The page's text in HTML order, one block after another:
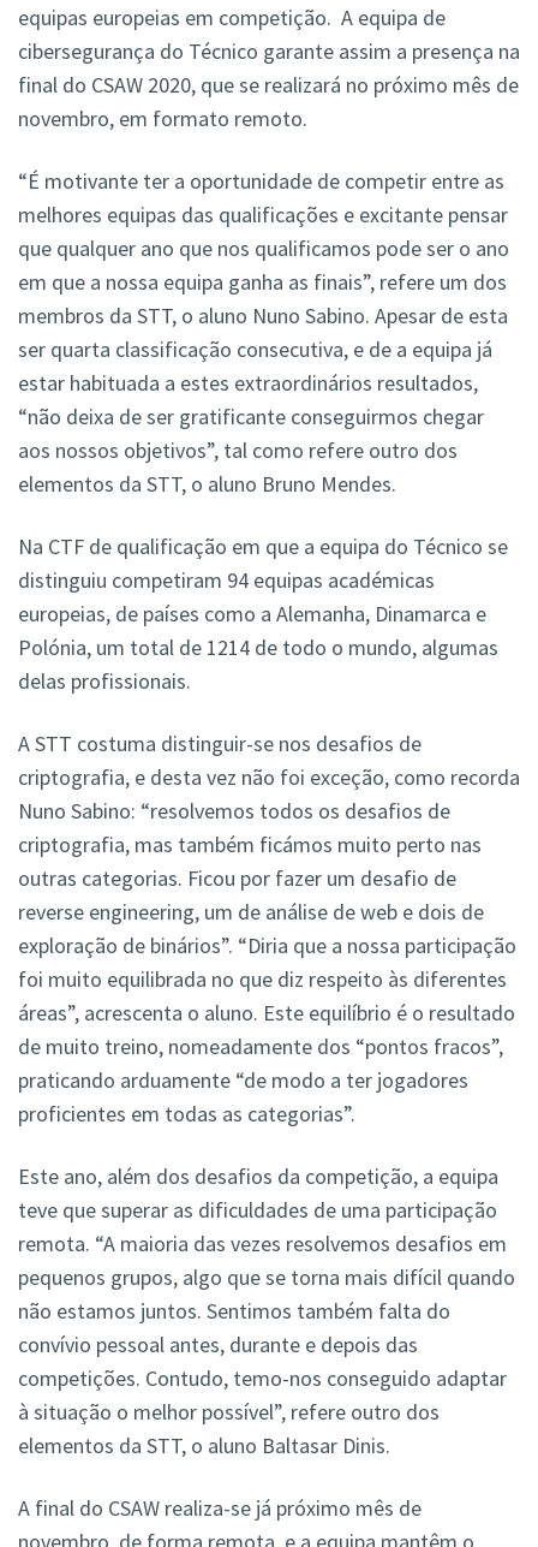
equipas europeias em competição. A equipa de
cibersegurança do Técnico garante assim a presença na
final do CSAW 2020, que se realizará no próximo mês de
novembro, em formato remoto.
“É motivante ter a oportunidade de competir entre as
melhores equipas das qualificações e excitante pensar
que qualquer ano que nos qualificamos pode ser o ano
em que a nossa equipa ganha as finais”, refere um dos
membros da STT, o aluno Nuno Sabino. Apesar de esta
ser quarta classificação consecutiva, e de a equipa já
estar habituada a estes extraordinários resultados,
“não deixa de ser gratificante conseguirmos chegar
aos nossos objetivos”, tal como refere outro dos
elementos da STT, o aluno Bruno Mendes.
Na CTF de qualificação em que a equipa do Técnico se
distinguiu competiram 94 equipas académicas
europeias, de países como a Alemanha, Dinamarca e
Polónia, um total de 1214 de todo o mundo, algumas
delas profissionais.
A STT costuma distinguir-se nos desafios de
criptografia, e desta vez não foi exceção, como recorda
Nuno Sabino: “resolvemos todos os desafios de
criptografia, mas também ficámos muito perto nas
outras categorias. Ficou por fazer um desafio de
reverse engineering, um de análise de web e dois de
exploração de binários”. “Diria que a nossa participação
foi muito equilibrada no que diz respeito às diferentes
áreas”, acrescenta o aluno. Este equilíbrio é o resultado
de muito treino, nomeadamente dos “pontos fracos”,
praticando arduamente “de modo a ter jogadores
proficientes em todas as categorias”.
Este ano, além dos desafios da competição, a equipa
teve que superar as dificuldades de uma participação
remota. “A maioria das vezes resolvemos desafios em
pequenos grupos, algo que se torna mais difícil quando
não estamos juntos. Sentimos também falta do
convívio pessoal antes, durante e depois das
competições. Contudo, temo-nos conseguido adaptar
à situação o melhor possível”, refere outro dos
elementos da STT, o aluno Baltasar Dinis.
A final do CSAW realiza-se já próximo mês de